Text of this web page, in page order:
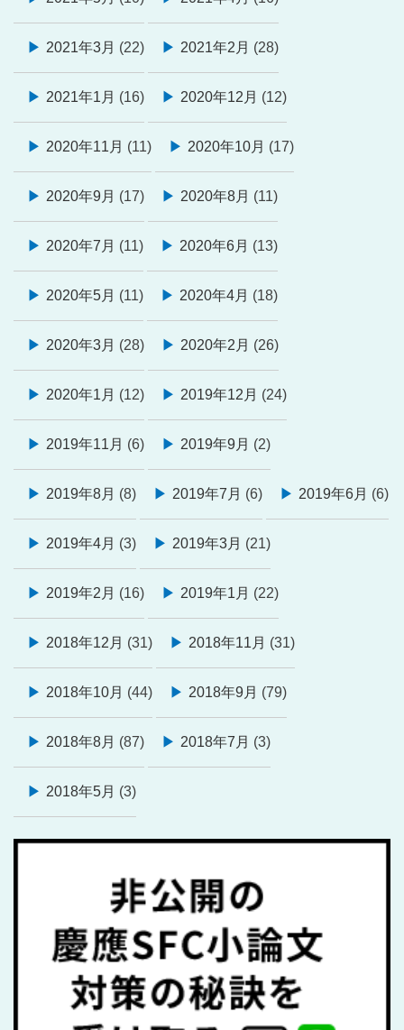
2021年3月 (22) 2021年2月 (28)
2021年1月 (16) 2020年12月 (12)
2020年11月 (11) 2020年10月 (17)
2020年9月 (17) 2020年8月 (11)
2020年7月 (11) 2020年6月 (13)
2020年5月 (11) 2020年4月 (18)
2020年3月 (28) 2020年2月 (26)
2020年1月 (12) 2019年12月 (24)
2019年11月 (6) 2019年9月 (2)
2019年8月 (8) 2019年7月 (6) 2019年6月 (6)
2019年4月 (3) 2019年3月 (21)
2019年2月 (16) 2019年1月 (22)
2018年12月 (31) 2018年11月 (31)
2018年10月 (44) 2018年9月 (79)
2018年8月 (87) 2018年7月 (3)
2018年5月 (3)